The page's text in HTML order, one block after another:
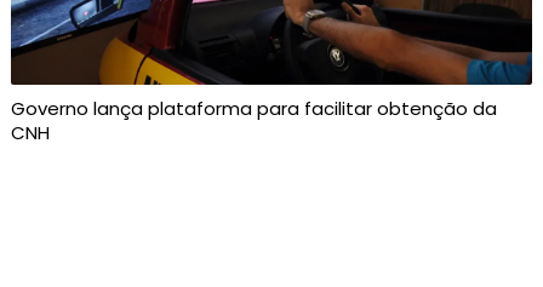
Governo lança plataforma para facilitar obtenção da
CNH